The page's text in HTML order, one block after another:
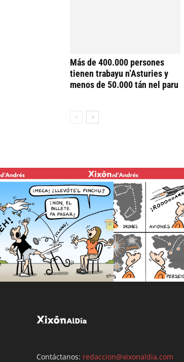
Más de 400.000 persones
tienen trabayu n’Asturies y
menos de 50.000 tán nel paru
Contáctanos: redaccion@xixonaldia.com